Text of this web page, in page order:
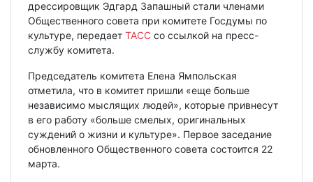
дрессировщик Эдгард Запашный стали членами
Общественного совета при комитете Госдумы по
культуре, передает ТАСС со ссылкой на пресс-
службу комитета.
Председатель комитета Елена Ямпольская
отметила, что в комитет пришли «еще больше
независимо мыслящих людей», которые привнесут
в его работу «больше смелых, оригинальных
суждений о жизни и культуре». Первое заседание
обновленного Общественного совета состоится 22
марта.